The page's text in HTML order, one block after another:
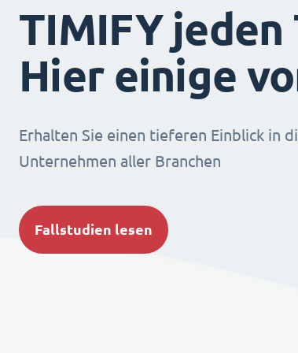
TIMIFY jeden
Hier einige
Erhalten Sie einen tieferen Einblick in
Unternehmen aller Branchen
Fallstudien lesen